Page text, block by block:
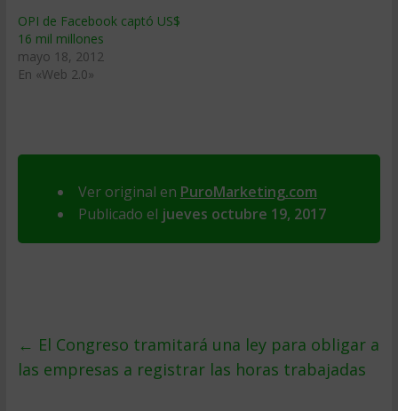
OPI de Facebook captó US$
16 mil millones
mayo 18, 2012
En «Web 2.0»
Ver original en PuroMarketing.com
Publicado el jueves octubre 19, 2017
← El Congreso tramitará una ley para obligar a
las empresas a registrar las horas trabajadas